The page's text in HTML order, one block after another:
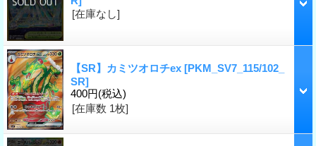
[在庫なし]
【SR】カミツオロチex [PKM_SV7_115/102_
SR]
400円(税込)
[在庫数 1枚]